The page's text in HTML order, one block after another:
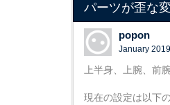
パーツが歪な
popon
January 2019
上半身、上腕、前
現在の設定は以下